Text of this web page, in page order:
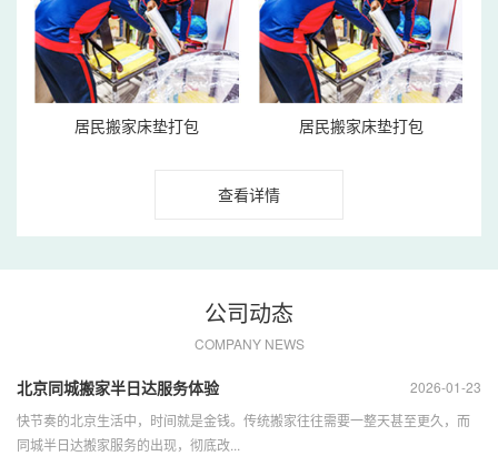
居民搬家床垫打包 居民搬家床垫打包
查看详情
公司动态
COMPANY NEWS
2026-01-23
北京同城搬家半日达服务体验
快节奏的北京生活中，时间就是金钱。传统搬家往往需要一整天甚至更久，而
同城半日达搬家服务的出现，彻底改...